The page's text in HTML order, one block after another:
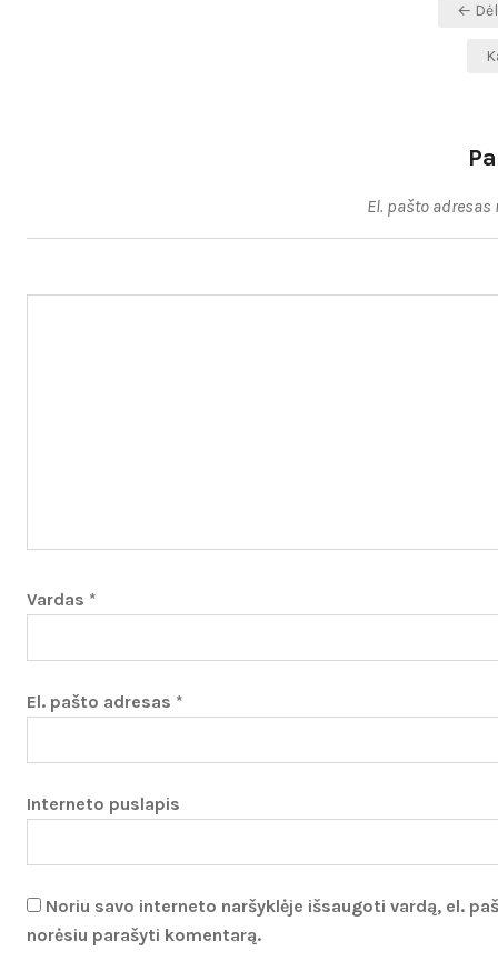
←
El. pašto
Vardas *
El. pašto adresas *
Interneto puslapis
Noriu savo interneto naršyklėje išsaugoti vardą, el.
norėsiu parašyti komentarą.